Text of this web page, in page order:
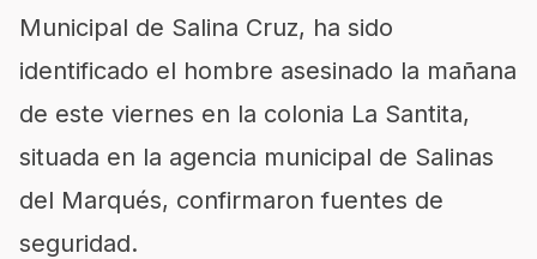
Municipal de Salina Cruz, ha sido
identificado el hombre asesinado la mañana
de este viernes en la colonia La Santita,
situada en la agencia municipal de Salinas
del Marqués, confirmaron fuentes de
seguridad.